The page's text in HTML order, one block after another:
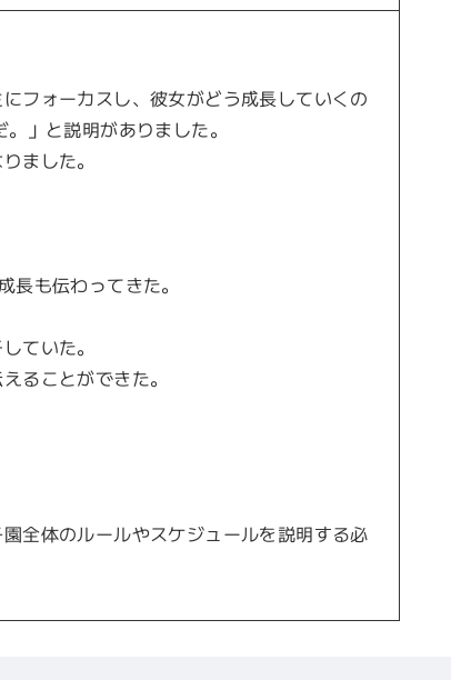
フォーカスし、彼女がどう成長していくの
」と説明がありました。
ました。
も伝わってきた。
ていた。
ることができた。
全体のルールやスケジュールを説明する必